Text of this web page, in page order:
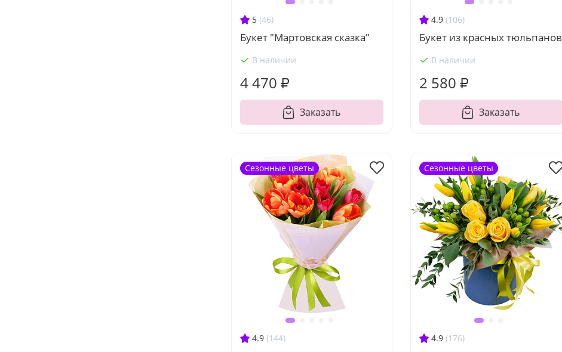
5 (46)
Букет "Мартовская сказка"
В наличии
4 470 ₽
Заказать
4.9 (106)
Букет из красных тюльпанов
В наличии
2 580 ₽
Заказать
4.9 (144)
Сезонные цветы
4.9 (176)
Сезонные цветы